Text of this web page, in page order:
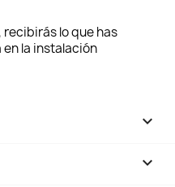
lo que has
la instalación

